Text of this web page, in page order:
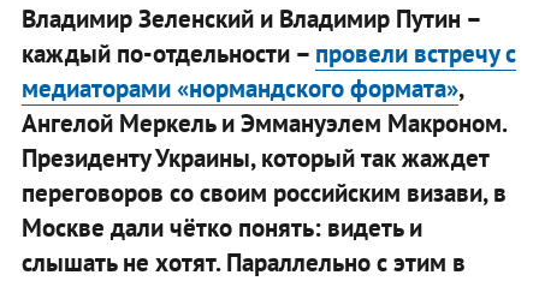
Владимир Зеленский и Владимир Путин –
каждый по-отдельности – провели встречу с
медиаторами «нормандского формата»,
Ангелой Меркель и Эммануэлем Макроном.
Президенту Украины, который так жаждет
переговоров со своим российским визави, в
Москве дали чётко понять: видеть и
слышать не хотят. Параллельно с этим в